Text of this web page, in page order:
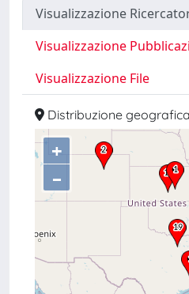
Visualizzazione
Visualizzazione
Visualizzazione File
Distribuzione geografica
+
–